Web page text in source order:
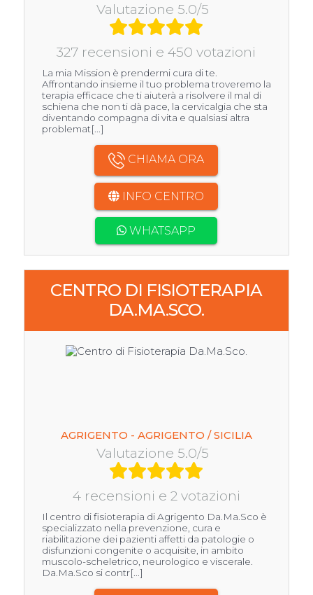
Valutazione 5.0/5
327 recensioni e 450 votazioni
La mia Mission è prendermi cura di te.
Affrontando insieme il tuo problema troveremo la
terapia efficace che ti aiuterà a risolvere il mal di
schiena che non ti dà pace, la cervicalgia che sta
diventando compagna di vita e qualsiasi altra
problemat[...]
CHIAMA ORA
INFO CENTRO
WHATSAPP
CENTRO DI FISIOTERAPIA
DA.MA.SCO.
AGRIGENTO - AGRIGENTO / SICILIA
Valutazione 5.0/5
4 recensioni e 2 votazioni
Il centro di fisioterapia di Agrigento Da.Ma.Sco è
specializzato nella prevenzione, cura e
riabilitazione dei pazienti affetti da patologie o
disfunzioni congenite o acquisite, in ambito
muscolo-scheletrico, neurologico e viscerale.
Da.Ma.Sco si contr[...]